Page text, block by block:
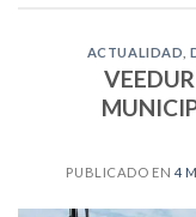
ACTUALIDAD ,
PUBLICADO EN 4